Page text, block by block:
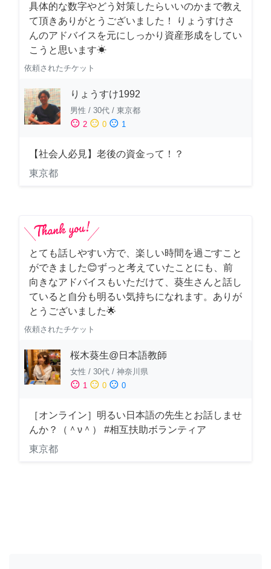
具体的な数字やどう対策したらいいのかまで教え
て頂きありがとうございました！ りょうすけさ
んのアドバイスを元にしっかり資産形成をしてい
こうと思います☀︎
依頼されたチケット
りょうすけ1992
男性 / 30代 / 東京都
sentiment_satisfied 2 sentiment_neutral 0 sentiment_dissatisfied 1
【社会人必見】老後の資金って！？
東京都
とても話しやすい方で、楽しい時間を過ごすこと
ができました😊ずっと考えていたことにも、前
向きなアドバイスもいただけて、葵生さんと話し
ていると自分も明るい気持ちになれます。ありが
とうございました🌟
依頼されたチケット
桜木葵生@日本語教師
女性 / 30代 / 神奈川県
sentiment_satisfied 1 sentiment_neutral 0 sentiment_dissatisfied 0
［オンライン］明るい日本語の先生とお話しませ
んか？（＾ν＾） #相互扶助ボランティア
東京都